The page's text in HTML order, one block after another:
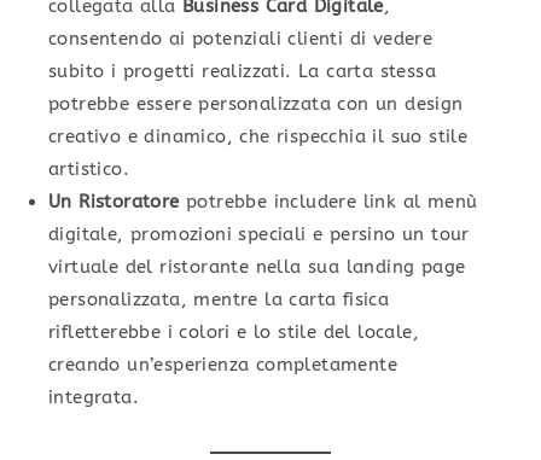
collegata alla Business Card Digitale,
consentendo ai potenziali clienti di vedere
subito i progetti realizzati. La carta stessa
potrebbe essere personalizzata con un design
creativo e dinamico, che rispecchia il suo stile
artistico.
Un Ristoratorepotrebbe includere link al menù
digitale, promozioni speciali e persino un tour
virtuale del ristorante nella sua landing page
personalizzata, mentre la carta fisica
rifletterebbe i colori e lo stile del locale,
creando un’esperienza completamente
integrata.